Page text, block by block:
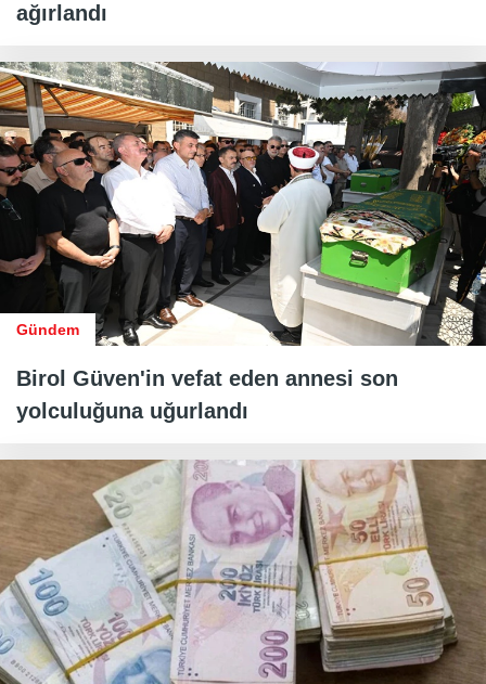
ağırlandı
Gündem
Birol Güven'in vefat eden annesi son
yolculuğuna uğurlandı